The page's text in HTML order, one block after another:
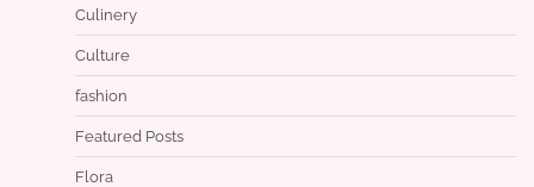
Culinery
Culture
fashion
Featured Posts
Flora